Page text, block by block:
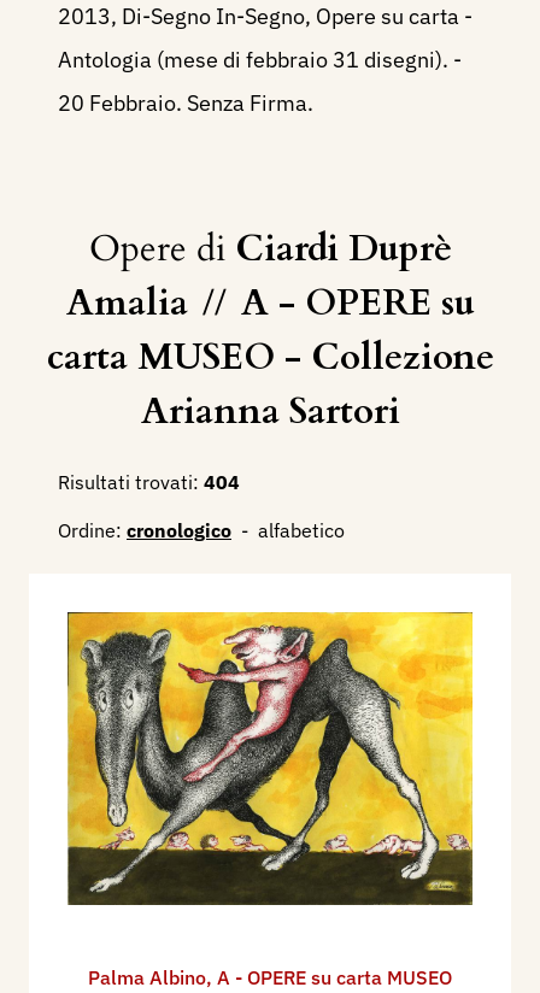
2013, Di-Segno In-Segno, Opere su carta -
Antologia (mese di febbraio 31 disegni). -
20 Febbraio. Senza Firma.
Opere di Ciardi Duprè
Amalia // A - OPERE su
carta MUSEO - Collezione
Arianna Sartori
Risultati trovati: 404
Ordine: cronologico - alfabetico
Palma Albino, A - OPERE su carta MUSEO